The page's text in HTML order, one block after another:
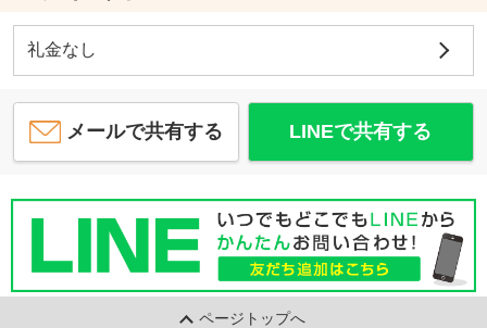
礼金なし
メールで共有する LINEで共有する
ページトップへ